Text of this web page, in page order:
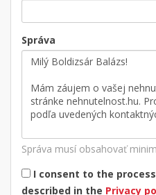
Správa
Správa musí obsahovať
I consent to the
described in the Privacy